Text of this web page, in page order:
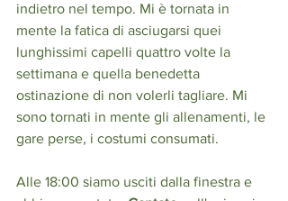
indietro nel tempo. Mi è tornata in
mente la fatica di asciugarsi quei
lunghissimi capelli quattro volte la
settimana e quella benedetta
ostinazione di non volerli tagliare. Mi
sono tornati in mente gli allenamenti, le
gare perse, i costumi consumati.
Alle 18:00 siamo usciti dalla finestra e